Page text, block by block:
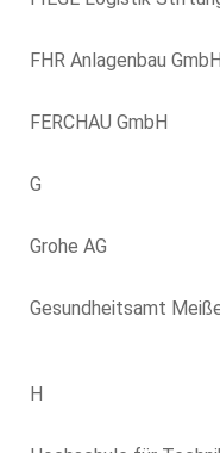
FHR Anlagenbau GmbH
FERCHAU GmbH
G
Grohe AG
Gesundheitsamt
H